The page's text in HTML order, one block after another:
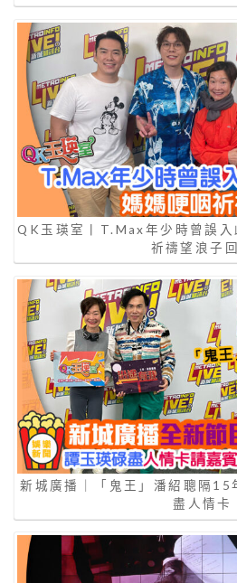
QK玉瑛室丨T.Max年少時曾誤入
祈禱望浪子
新城廣播｜「鬼王」潘紹聰隔15
盡人情卡